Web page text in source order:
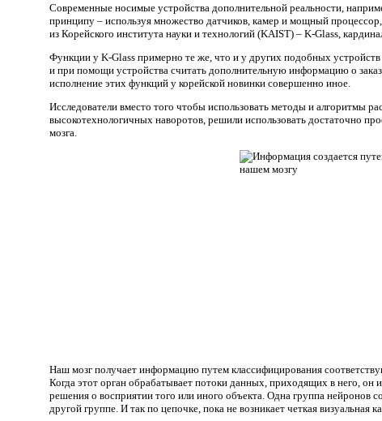
Современные носимые устройства дополнительной реальности,
принципу – используя множество датчиков, камер и мощный
из Корейского института науки и технологий (KAIST) – K-Glass,
Функции у K-Glass примерно те же, что и у других подобных
и при помощи устройства считать дополнительную информацию о
исполнение этих функций у корейской новинки совершенно иное.
Исследователи вместо того чтобы использовать методы и алгоритмы
высокотехнологичных наворотов, решили использовать достаточно
мозга.
Наш мозг получает информацию путем классифицирования
Когда этот орган обрабатывает потоки данных, приходящих в него, он
решения о восприятии того или иного объекта. Одна группа нейронов
другой группе. И так по цепочке, пока не возникает четкая визуальная